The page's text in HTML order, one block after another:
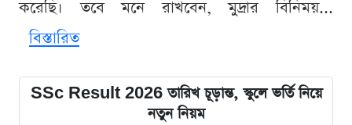
করেছি। তবে মনে রাখবেন, মুদ্রার বিনিময়...
বিস্তারিত
SSc Result 2026 তারিখ চূড়ান্ত, স্কুলে ভর্তি নিয়ে
নতুন নিয়ম